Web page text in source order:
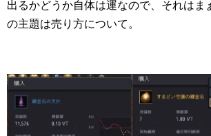
出るかどうか自体は運なので、それはま
の主題は売り方について。